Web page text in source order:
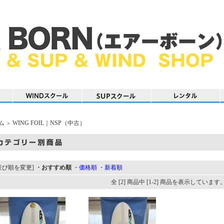
＞ WING FOIL｜NSP（中古）
び順を変更] ・おすすめ順 ・価格順 ・新着順
全 [2] 商品中 [1-2] 商品を表示しています